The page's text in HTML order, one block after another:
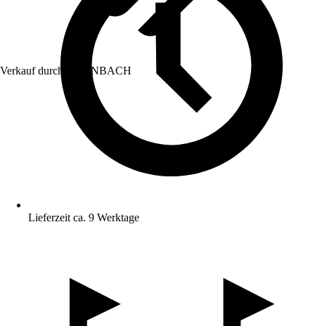
Verkauf durch: HORNBACH
Lieferzeit ca. 9 Werktage